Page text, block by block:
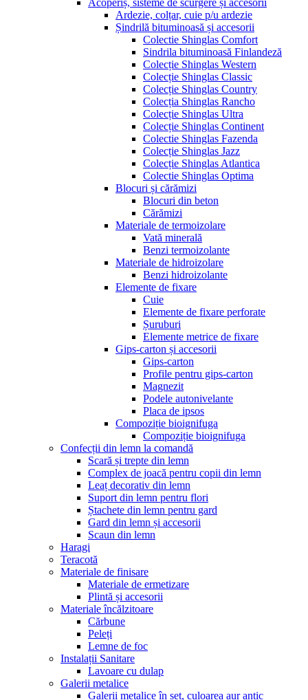
Acoperiș, sisteme de scurgere și accesorii
Ardezie, colțar, cuie p/u ardezie
Șindrilă bituminoasă și accesorii
Colectie Shinglas Comfort
Sindrila bituminoasă Finlandeză
Colecție Shinglas Western
Colecție Shinglas Classic
Colecție Shinglas Country
Colecția Shinglas Rancho
Colecție Shinglas Ultra
Colecție Shinglas Continent
Colectie Shinglas Fazenda
Colecție Shinglas Jazz
Colecție Shinglas Atlantica
Colectie Shinglas Optima
Blocuri și cărămizi
Blocuri din beton
Cărămizi
Materiale de termoizolare
Vată minerală
Benzi termoizolante
Materiale de hidroizolare
Benzi hidroizolante
Elemente de fixare
Cuie
Elemente de fixare perforate
Șuruburi
Elemente metrice de fixare
Gips-carton și accesorii
Gips-carton
Profile pentru gips-carton
Magnezit
Podele autonivelante
Placa de ipsos
Compoziție bioignifuga
Compoziție bioignifuga
Confecții din lemn la comandă
Scară și trepte din lemn
Complex de joacă pentru copii din lemn
Leaț decorativ din lemn
Suport din lemn pentru flori
Ștachete din lemn pentru gard
Gard din lemn și accesorii
Scaun din lemn
Haragi
Teracotă
Materiale de finisare
Materiale de ermetizare
Plintă și accesorii
Materiale încălzitoare
Cărbune
Peleți
Lemne de foc
Instalații Sanitare
Lavoare cu dulap
Galerii metalice
Galerii metalice în set, culoarea aur antic